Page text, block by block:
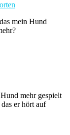
mein Hund
mehr gespielt
er hört auf